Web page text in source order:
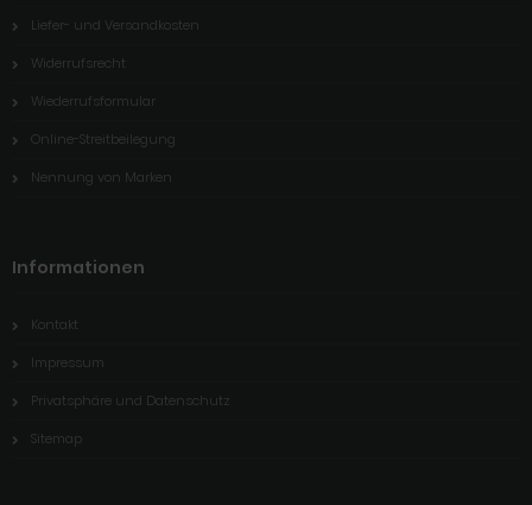
Liefer- und Versandkosten
Widerrufsrecht
Wiederrufsformular
Online-Streitbeilegung
Nennung von Marken
Informationen
Kontakt
Impressum
Privatsphäre und Datenschutz
Sitemap